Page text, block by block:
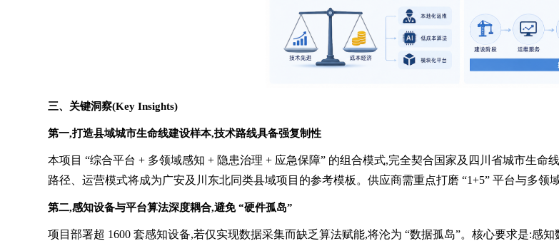
三、关键洞察(Key Insights)
第一,打造县域城市生命线建设样本,技术路线具备强复制性
本项目 “综合平台 + 多领域感知 + 隐患治理 + 应急保障” 的组合模式,完全契合国家及四川省城市生
路径、运营模式将成为广安及川东北同类县域项目的参考模板。供应商需重点打磨 “1+5” 平台与多领
第二,感知设备与平台算法深度耦合,避免 “硬件孤岛”
项目部署超 1600 套感知设备,若仅实现数据采集而缺乏算法赋能,将沦为 “数据孤岛”。核心要求是:感